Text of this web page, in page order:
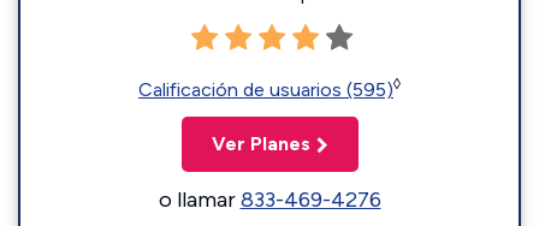
Calificación de usuarios (595)◊
Ver Planes
o llamar833-469-4276